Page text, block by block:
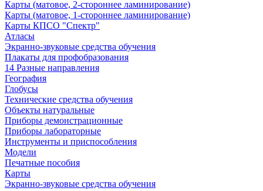
Карты (матовое, 2-стороннее ламинирование)
Карты (матовое, 1-стороннее ламинирование)
Карты КПСО "Спектр"
Атласы
Экранно-звуковые средства обучения
Плакаты для профобразования
14 Разные направления
География
Глобусы
Технические средства обучения
Объекты натуральные
Приборы демонстрационные
Приборы лабораторные
Инструменты и приспособления
Модели
Печатные пособия
Карты
Экранно-звуковые средства обучения